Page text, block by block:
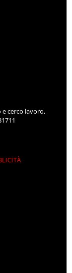
cerco lavoro,